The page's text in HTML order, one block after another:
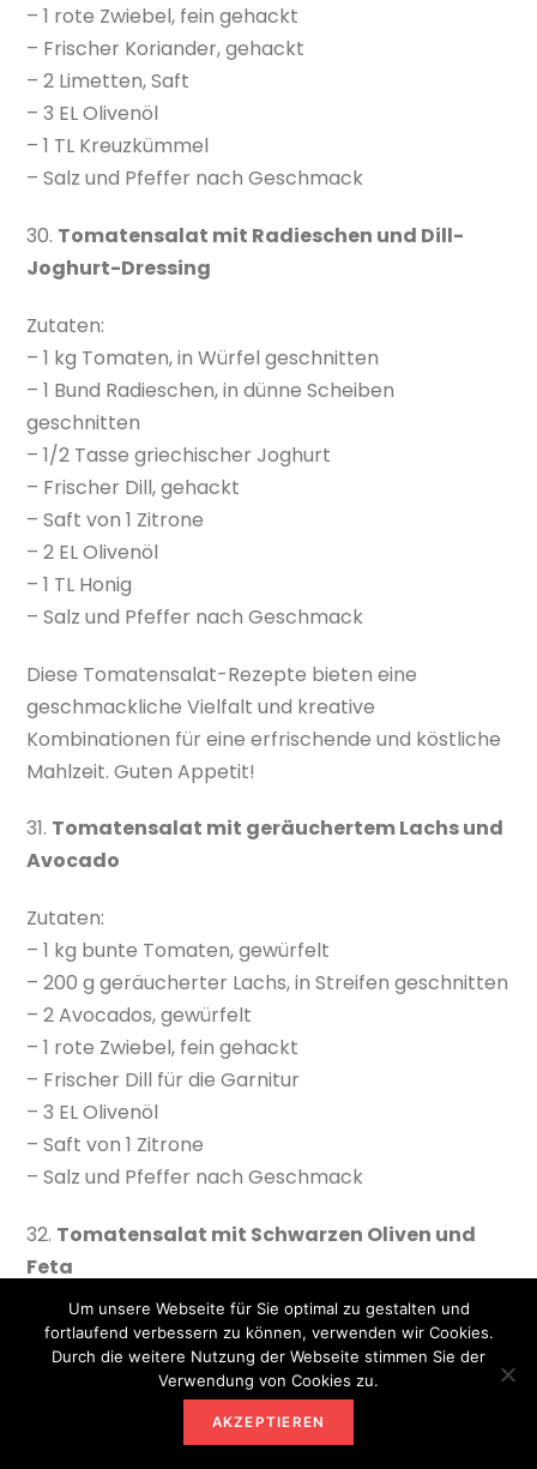
– 1 rote Zwiebel, fein gehackt
– Frischer Koriander, gehackt
– 2 Limetten, Saft
– 3 EL Olivenöl
– 1 TL Kreuzkümmel
– Salz und Pfeffer nach Geschmack
30. Tomatensalat mit Radieschen und Dill-
Joghurt-Dressing
Zutaten:
– 1 kg Tomaten, in Würfel geschnitten
– 1 Bund Radieschen, in dünne Scheiben
geschnitten
– 1/2 Tasse griechischer Joghurt
– Frischer Dill, gehackt
– Saft von 1 Zitrone
– 2 EL Olivenöl
– 1 TL Honig
– Salz und Pfeffer nach Geschmack
Diese Tomatensalat-Rezepte bieten eine
geschmackliche Vielfalt und kreative
Kombinationen für eine erfrischende und köstliche
Mahlzeit. Guten Appetit!
31. Tomatensalat mit geräuchertem Lachs und
Avocado
Zutaten:
– 1 kg bunte Tomaten, gewürfelt
– 200 g geräucherter Lachs, in Streifen geschnitten
– 2 Avocados, gewürfelt
– 1 rote Zwiebel, fein gehackt
– Frischer Dill für die Garnitur
– 3 EL Olivenöl
– Saft von 1 Zitrone
– Salz und Pfeffer nach Geschmack
32. Tomatensalat mit Schwarzen Oliven und
Feta
Zutaten:
– 1 kg Tomaten, in Scheiben geschnitten
– 1 Tasse Schwarze Oliven, entkernt
– 150 g Feta-Käse, zerbröselt
– 1 rote Zwiebel, in dünne Ringe geschnitten
Um unsere Webseite für Sie optimal zu gestalten und
fortlaufend verbessern zu können, verwenden wir Cookies.
Durch die weitere Nutzung der Webseite stimmen Sie der
Verwendung von Cookies zu.
AKZEPTIEREN